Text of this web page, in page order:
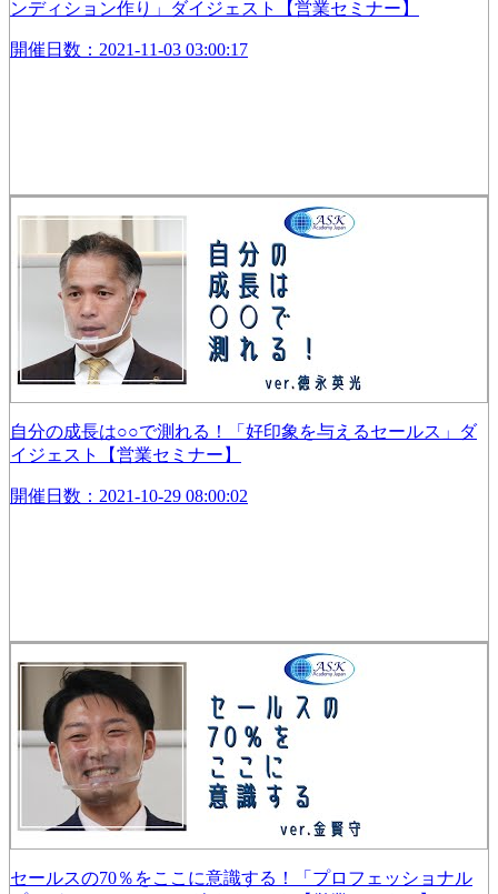
ンディション作り」ダイジェスト【営業セミナー】
開催日数：2021-11-03 03:00:17
自分の成長は○○で測れる！「好印象を与えるセールス」ダ
イジェスト【営業セミナー】
開催日数：2021-10-29 08:00:02
セールスの70％をここに意識する！「プロフェッショナル